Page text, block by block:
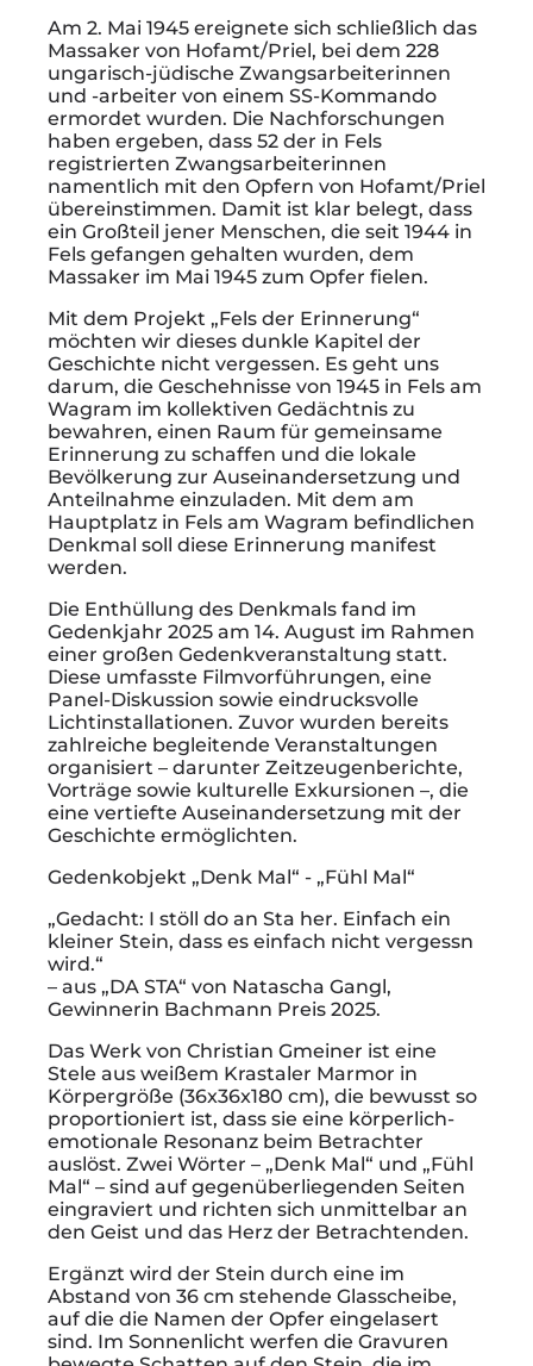
Am 2. Mai 1945 ereignete sich schließlich das
Massaker von Hofamt/Priel, bei dem 228
ungarisch-jüdische Zwangsarbeiterinnen
und -arbeiter von einem SS-Kommando
ermordet wurden. Die Nachforschungen
haben ergeben, dass 52 der in Fels
registrierten Zwangsarbeiterinnen
namentlich mit den Opfern von Hofamt/Priel
übereinstimmen. Damit ist klar belegt, dass
ein Großteil jener Menschen, die seit 1944 in
Fels gefangen gehalten wurden, dem
Massaker im Mai 1945 zum Opfer fielen.
Mit dem Projekt „Fels der Erinnerung“
möchten wir dieses dunkle Kapitel der
Geschichte nicht vergessen. Es geht uns
darum, die Geschehnisse von 1945 in Fels am
Wagram im kollektiven Gedächtnis zu
bewahren, einen Raum für gemeinsame
Erinnerung zu schaffen und die lokale
Bevölkerung zur Auseinandersetzung und
Anteilnahme einzuladen. Mit dem am
Hauptplatz in Fels am Wagram befindlichen
Denkmal soll diese Erinnerung manifest
werden.
Die Enthüllung des Denkmals fand im
Gedenkjahr 2025 am 14. August im Rahmen
einer großen Gedenkveranstaltung statt.
Diese umfasste Filmvorführungen, eine
Panel-Diskussion sowie eindrucksvolle
Lichtinstallationen. Zuvor wurden bereits
zahlreiche begleitende Veranstaltungen
organisiert – darunter Zeitzeugenberichte,
Vorträge sowie kulturelle Exkursionen –, die
eine vertiefte Auseinandersetzung mit der
Geschichte ermöglichten.
Gedenkobjekt „Denk Mal“ - „Fühl Mal“
„Gedacht: I stöll do an Sta her. Einfach ein
kleiner Stein, dass es einfach nicht vergessn
wird.“
– aus „DA STA“ von Natascha Gangl,
Gewinnerin Bachmann Preis 2025.
Das Werk von Christian Gmeiner ist eine
Stele aus weißem Krastaler Marmor in
Körpergröße (36x36x180 cm), die bewusst so
proportioniert ist, dass sie eine körperlich-
emotionale Resonanz beim Betrachter
auslöst. Zwei Wörter – „Denk Mal“ und „Fühl
Mal“ – sind auf gegenüberliegenden Seiten
eingraviert und richten sich unmittelbar an
den Geist und das Herz der Betrachtenden.
Ergänzt wird der Stein durch eine im
Abstand von 36 cm stehende Glasscheibe,
auf die die Namen der Opfer eingelasert
sind. Im Sonnenlicht werfen die Gravuren